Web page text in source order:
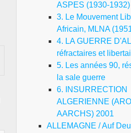
ASPES (1930-1932)
3. Le Mouvement
Africain, MLNA
4. LA GUERRE
réfractaires et
5. Les années 90,
la sale guerre
6. INSURRECTION
ALGERIENNE
AARCHS) 2001
ALLEMAGNE / Auf